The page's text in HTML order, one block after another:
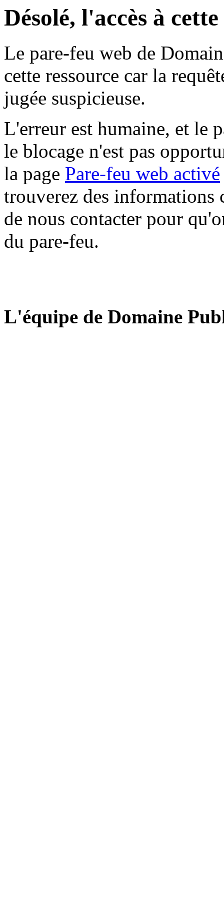
Désolé, l'accès à
Le pare-feu web de
cette ressource car la
jugée suspicieuse.
L'erreur est humaine, et le
le blocage n'est pas
la page Pare-feu web activé
trouverez des informations
de nous contacter pour
du pare-feu.
L'équipe de Domaine